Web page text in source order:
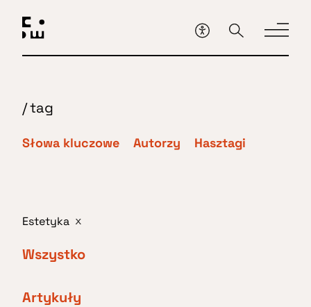
głównej
treści
/tag
Słowa kluczowe Autorzy Hasztagi
Estetyka x
Wszystko
Artykuły